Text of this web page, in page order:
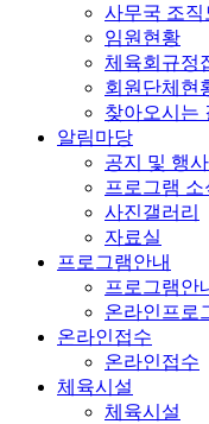
사무국 조직
임원현황
체육회규정
회원단체현
찾아오시는
알림마당
공지 및 행
프로그램 소
사진갤러리
자료실
프로그램안내
프로그램안
온라인프로
온라인접수
온라인접수
체육시설
체육시설